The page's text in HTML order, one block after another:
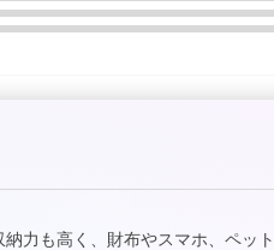
力も高く、財布やスマホ、ペッ